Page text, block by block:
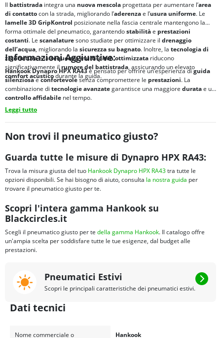
Il battistrada integra una nuova mescola progettata per aumentare l’area
di contattocon la strada, migliorando l’aderenzae l’usura uniforme. Le
lamelle 3D GripKontrol posizionate nella fascia centrale mantengono la
forma ottimale del pneumatico, garantendostabilitàe prestazioni
costanti. Le scanalaturesono studiate per ottimizzare il drenaggio
dell’acqua, migliorando la sicurezza su bagnato. Inoltre, la tecnologia di
zigrinaturae lasequenza multi-pitch ottimizzata riducono
significativamente ilrumore del battistrada, assicurando un elevato
comfort acusticodurante la guida.
Informazioni Aggiuntive:
Hankook Dynapro HPX RA43è pensato per offrire un’esperienza diguida
silenziosaeconfortevolesenza compromettere le prestazioni. La
combinazione di tecnologie avanzategarantisce una maggiore duratae un
controllo affidabile nel tempo.
Leggi tutto
Non trovi il pneumatico giusto?
Guarda tutte le misure di Dynapro HPX RA43:
Trova la misura giusta del tuo Hankook Dynapro HPX RA43tra tutte le
opzioni disponibili. Se hai bisogno di aiuto, consulta la nostra guida per
trovare il pneumatico giusto per te.
Scopri l'intera gamma Hankook su
Blackcircles.it
Scegli il pneumatico giusto per te della gamma Hankook. Il catalogo offre
un'ampia scelta per soddisfare tutte le tue esigenze, dal budget alle
prestazioni.
Pneumatici Estivi
Scopri le principali caratteristiche dei pneumatici estivi.
Dati tecnici
Nome commerciale o Hankook